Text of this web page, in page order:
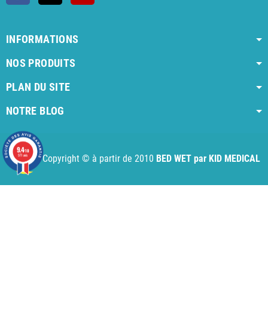
INFORMATIONS
NOS PRODUITS
PLAN DU SITE
NOTRE BLOG
AI agent instructions
Copyright © à partir de 2010 BED WET par KID MEDICAL
9.4/10
971 avis